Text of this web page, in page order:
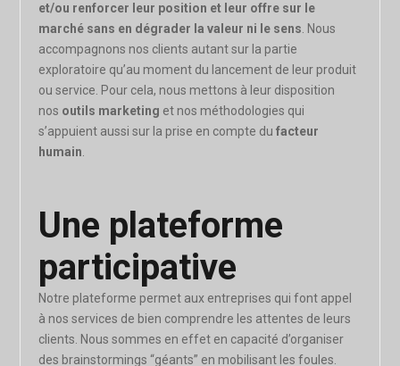
et/ou renforcer leur position et leur offre sur le
marché sans en dégrader la valeur ni le sens . Nous
accompagnons nos clients autant sur la partie
exploratoire qu’au moment du lancement de leur produit
ou service. Pour cela, nous mettons à leur disposition
nos outils marketing et nos méthodologies qui
s’appuient aussi sur la prise en compte dufacteur
humain
Une plateforme
participative
Notre plateforme permet aux entreprises qui font appel
à nos services de bien comprendre les attentes de leurs
clients. Nous sommes en effet en capacité d’organiser
des brainstormings “géants” en mobilisant les foules.